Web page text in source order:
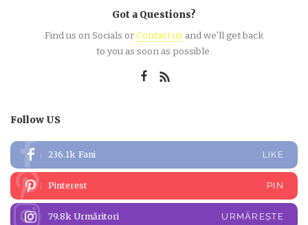
Got a Questions?
Find us on Socials orContact us and we’ll get back
to you as soon as possible.
Follow US
236.1k Fani LIKE
Pinterest PIN
79.8k Urmăritori URMĂREȘTE